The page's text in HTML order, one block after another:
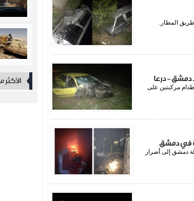
المطار.
دمشق - درعا
مركبتين على
في دمشق
دمشق إلى أضرار
الأكثر